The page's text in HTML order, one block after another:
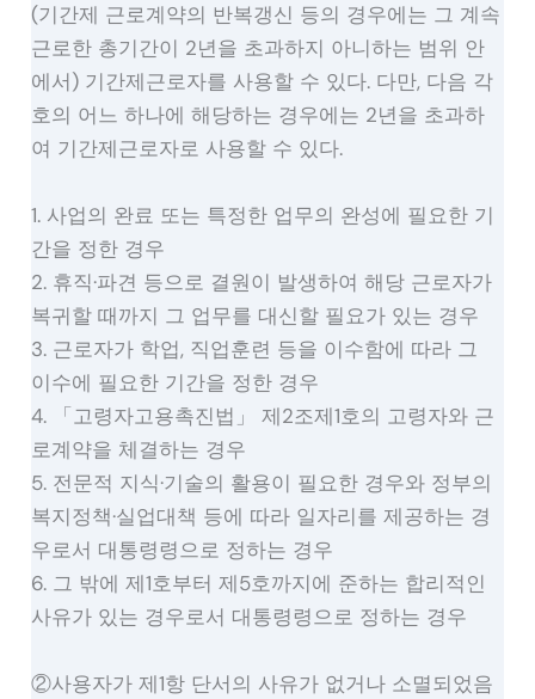
(기간제 근로계약의 반복갱신 등의 경우에는 그 계속
근로한 총기간이 2년을 초과하지 아니하는 범위 안
에서) 기간제근로자를 사용할 수 있다. 다만, 다음 각
호의 어느 하나에 해당하는 경우에는 2년을 초과하
여 기간제근로자로 사용할 수 있다.
1. 사업의 완료 또는 특정한 업무의 완성에 필요한 기
간을 정한 경우
2. 휴직·파견 등으로 결원이 발생하여 해당 근로자가
복귀할 때까지 그 업무를 대신할 필요가 있는 경우
3. 근로자가 학업, 직업훈련 등을 이수함에 따라 그
이수에 필요한 기간을 정한 경우
4. 「고령자고용촉진법」 제2조제1호의 고령자와 근
로계약을 체결하는 경우
5. 전문적 지식·기술의 활용이 필요한 경우와 정부의
복지정책·실업대책 등에 따라 일자리를 제공하는 경
우로서 대통령령으로 정하는 경우
6. 그 밖에 제1호부터 제5호까지에 준하는 합리적인
사유가 있는 경우로서 대통령령으로 정하는 경우
②사용자가 제1항 단서의 사유가 없거나 소멸되었음